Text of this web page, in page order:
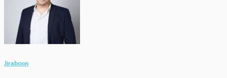
Jiraboon